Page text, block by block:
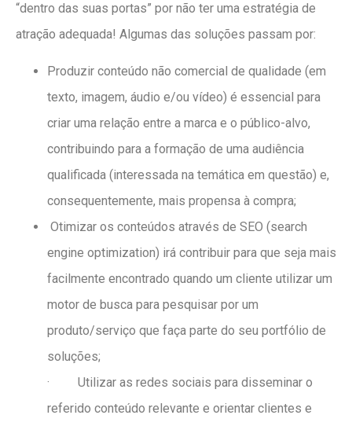
“dentro das suas portas” por não ter uma estratégia de
atração adequada! Algumas das soluções passam por:
Produzir conteúdo não comercial de qualidade (em
texto, imagem, áudio e/ou vídeo) é essencial para
criar uma relação entre a marca e o público-alvo,
contribuindo para a formação de uma audiência
qualificada (interessada na temática em questão) e,
consequentemente, mais propensa à compra;
Otimizar os conteúdos através de SEO (search
engine optimization) irá contribuir para que seja mais
facilmente encontrado quando um cliente utilizar um
motor de busca para pesquisar por um
produto/serviço que faça parte do seu portfólio de
soluções;
· Utilizar as redes sociais para disseminar o
referido conteúdo relevante e orientar clientes e